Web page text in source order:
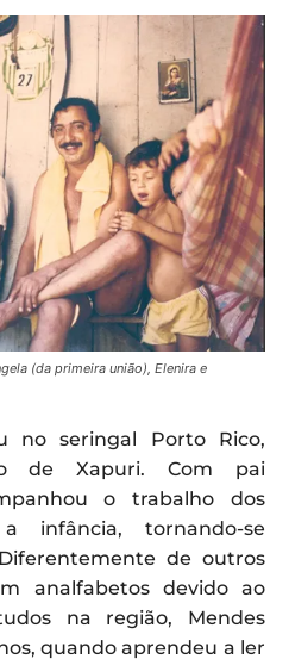
(da primeira união), Elenira e
no seringal Porto Rico,
de Xapuri. Com pai
o trabalho dos
infância, tornando-se
de outros
analfabetos devido ao
na região, Mendes
quando aprendeu a ler